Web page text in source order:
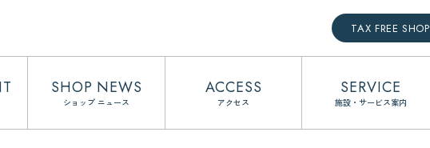
TAX FREE SHOP
SHOP NEWS
ショップ ニュース
ACCESS
アクセス
SERVICE
施設・サービス案内